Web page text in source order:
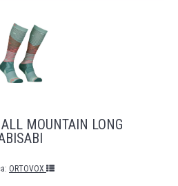
MOUNTAIN LONG
ORTOVOX